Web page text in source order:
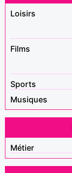
Loisirs
Films
Sports
Musiques
Métier